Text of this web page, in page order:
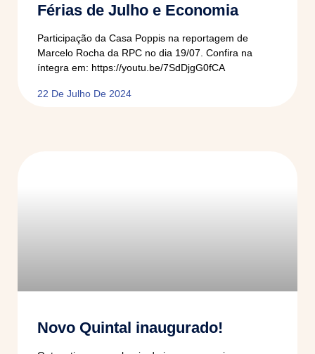
Férias de Julho e Economia
Participação da Casa Poppis na reportagem de
Marcelo Rocha da RPC no dia 19/07. Confira na
íntegra em: https://youtu.be/7SdDjgG0fCA
22 De Julho De 2024
Novo Quintal inaugurado!